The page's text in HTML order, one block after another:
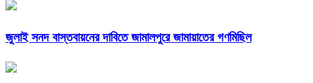
জুলাই সনদ বাস্তবায়নের দাবিতে জামালপুরে জামায়াতের গণমিছিল